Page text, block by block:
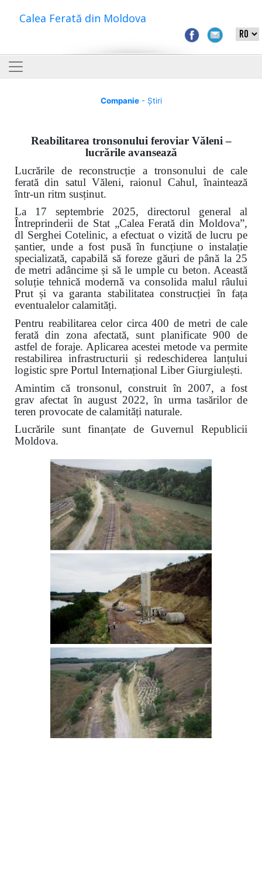
Calea Ferată din Moldova
Companie- Știri
Reabilitarea tronsonului feroviar Văleni –
lucrările avansează
Lucrările de reconstrucție a tronsonului de cale
ferată din satul Văleni, raionul Cahul, înaintează
într-un ritm susținut.
La 17 septembrie 2025, directorul general al
Întreprinderii de Stat „Calea Ferată din Moldova”,
dl Serghei Cotelinic, a efectuat o vizită de lucru pe
șantier, unde a fost pusă în funcțiune o instalație
specializată, capabilă să foreze găuri de până la 25
de metri adâncime și să le umple cu beton. Această
soluție tehnică modernă va consolida malul râului
Prut și va garanta stabilitatea construcției în fața
eventualelor calamități.
Pentru reabilitarea celor circa 400 de metri de cale
ferată din zona afectată, sunt planificate 900 de
astfel de foraje. Aplicarea acestei metode va permite
restabilirea infrastructurii și redeschiderea lanțului
logistic spre Portul Internațional Liber Giurgiulești.
Amintim că tronsonul, construit în 2007, a fost
grav afectat în august 2022, în urma tasărilor de
teren provocate de calamități naturale.
Lucrările sunt finanțate de Guvernul Republicii
Moldova.